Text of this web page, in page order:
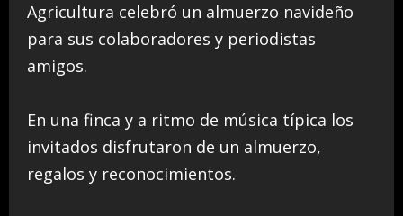
Agricultura celebró un almuerzo navideño
para sus colaboradores y periodistas
amigos.
En una finca y a ritmo de música típica los
invitados disfrutaron de un almuerzo,
regalos y reconocimientos.